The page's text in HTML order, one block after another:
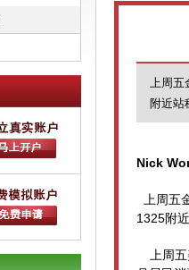
上周五
附近站
Nick
上周五
1325附
上周五